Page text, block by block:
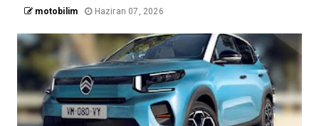
motobilim Haziran 07, 2026